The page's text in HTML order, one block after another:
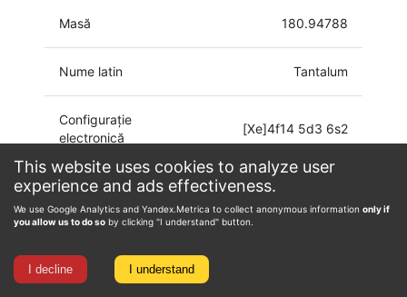
This website uses cookies to analyze user
experience and ads effectiveness.
We use Google Analytics and Yandex.Metrica to collect anonymous information only if
you allow us to do so by clicking "I understand" button.
I decline I understand
Masă 180.94788
Nume latin Tantalum
Configurație
electronică
[Xe]4f14 5d3 6s2
Starea de oxidare
-3, -1, 0, 1, 2, 3, 4,
5